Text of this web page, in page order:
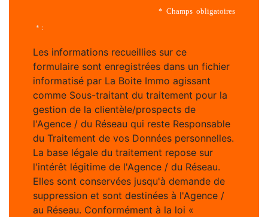
* Champs obligatoires
* :
Les informations recueillies sur ce
formulaire sont enregistrées dans un fichier
informatisé par La Boite Immo agissant
comme Sous-traitant du traitement pour la
gestion de la clientèle/prospects de
l'Agence / du Réseau qui reste Responsable
du Traitement de vos Données personnelles.
La base légale du traitement repose sur
l'intérêt légitime de l'Agence / du Réseau.
Elles sont conservées jusqu'à demande de
suppression et sont destinées à l'Agence /
au Réseau. Conformément à la loi «